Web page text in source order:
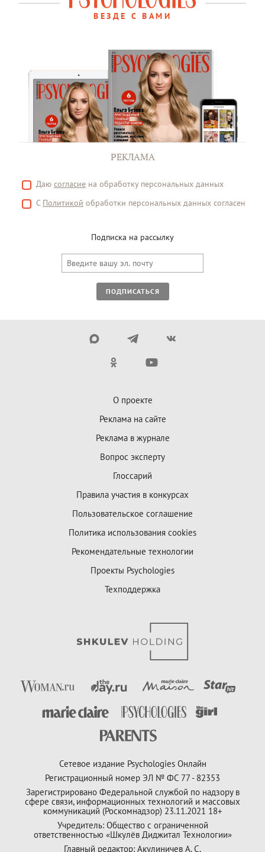
ВЕЗДЕ С ВАМИ
РЕКЛАМА
Даю согласие на обработку персональных данных
С Политикой обработки персональных данных согласен
Подписка на рассылку
ПОДПИСАТЬСЯ
О проекте
Реклама на сайте
Реклама в журнале
Вопрос эксперту
Глоссарий
Правила участия в конкурсах
Пользовательское соглашение
Политика использования cookies
Рекомендательные технологии
Проекты Psychologies
Техподдержка
Сетевое издание Psychologies Онлайн
Регистрационный номер ЭЛ № ФС 77 - 82353
Зарегистрировано Федеральной службой по надзору в
сфере связи, информационных технологий и массовых
коммуникаций (Роскомнадзор) 23.11.2021 18+
Учредитель: Общество с ограниченной
ответственностью «Шкулёв Диджитал Технологии»
Главный редактор: Акулиничев А. С.